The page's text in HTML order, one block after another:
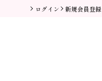
ログイン 新規会員登録